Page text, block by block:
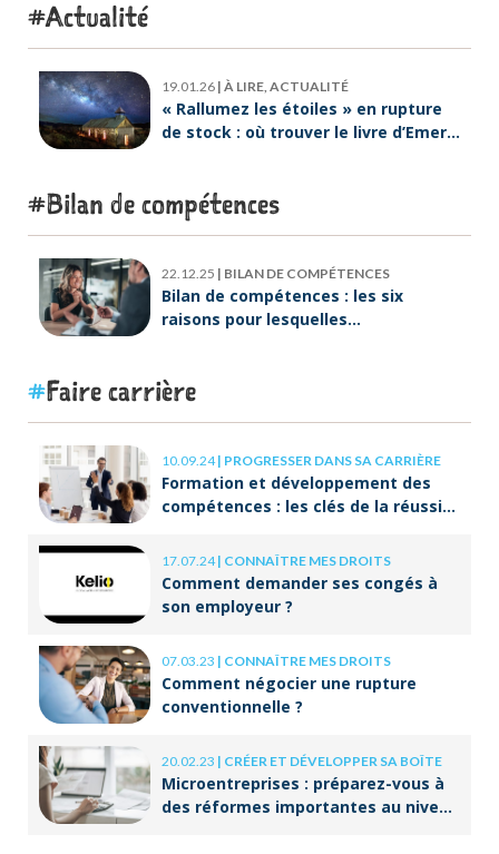
Actualité
19.01.26 | À LIRE, ACTUALITÉ
« Rallumez les étoiles » en rupture
de stock : où trouver le livre d’Emeric
Bilan de compétences
22.12.25 | BILAN DE COMPÉTENCES
Bilan de compétences : les six
raisons pour lesquelles
Faire carrière
10.09.24| PROGRESSER DANS SA CARRIÈRE
Formation et développement des
compétences : les clés de la réussite
17.07.24| CONNAÎTRE MES DROITS
Comment demander ses congés à
son employeur ?
07.03.23 | CONNAÎTRE MES DROITS
Comment négocier une rupture
conventionnelle ?
20.02.23 | CRÉER ET DÉVELOPPER SA BOÎTE
Microentreprises : préparez-vous à
des réformes importantes au niveau